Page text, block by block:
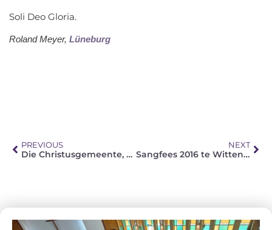
Soli Deo Gloria.
Roland Meyer, Lüneburg
PREVIOUS
Die Christusgemeente, Die Afrikaanse Evangelies Lutherse Kerk In Piet Retief
NEXT
Sangfees 2016 te Wittenberg